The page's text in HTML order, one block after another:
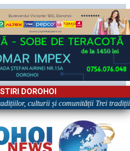
STIRI DOROHOI
culturii și comunității Trei tradiții.